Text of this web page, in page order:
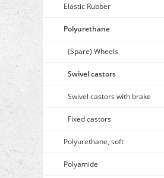
Elastic Rubber
Polyurethane
(Spare) Wheels
Swivel castors
Swivel castors with brake
Fixed castors
Polyurethane, soft
Polyamide